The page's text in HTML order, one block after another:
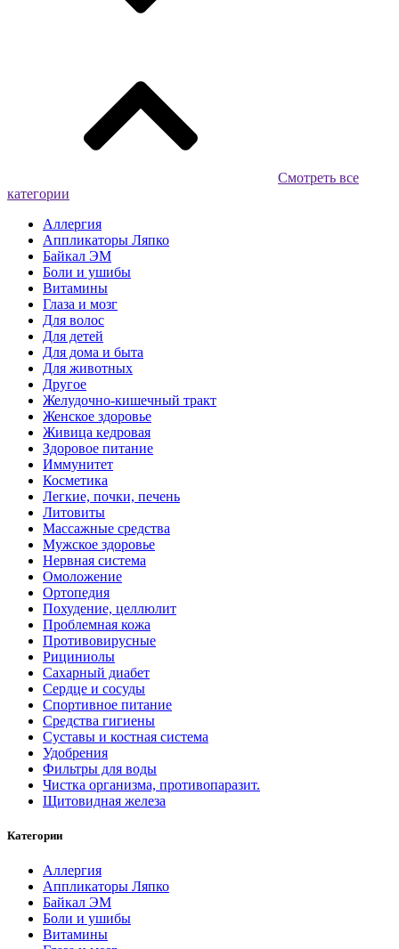
Смотреть все
категории
Аллергия
Аппликаторы Ляпко
Байкал ЭМ
Боли и ушибы
Витамины
Глаза и мозг
Для волос
Для детей
Для дома и быта
Для животных
Другое
Желудочно-кишечный тракт
Женское здоровье
Живица кедровая
Здоровое питание
Иммунитет
Косметика
Легкие, почки, печень
Литовиты
Массажные средства
Мужское здоровье
Нервная система
Омоложение
Ортопедия
Похудение, целлюлит
Проблемная кожа
Противовирусные
Рициниолы
Сахарный диабет
Сердце и сосуды
Спортивное питание
Средства гигиены
Суставы и костная система
Удобрения
Фильтры для воды
Чистка организма, противопаразит.
Щитовидная железа
Категории
Аллергия
Аппликаторы Ляпко
Байкал ЭМ
Боли и ушибы
Витамины